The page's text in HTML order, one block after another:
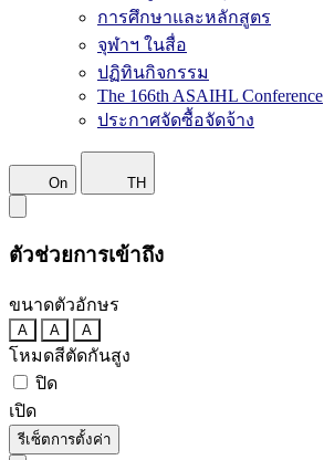
การศึกษาและหลักสูตร
จุฬาฯ ในสื่อ
ปฏิทินกิจกรรม
The 166th ASAIHL Conference
ประกาศจัดซื้อจัดจ้าง
On TH
ตัวช่วยการเข้าถึง
ขนาดตัวอักษร
A A A
โหมดสีตัดกันสูง
ปิด
เปิด
รีเซ็ตการตั้งค่า